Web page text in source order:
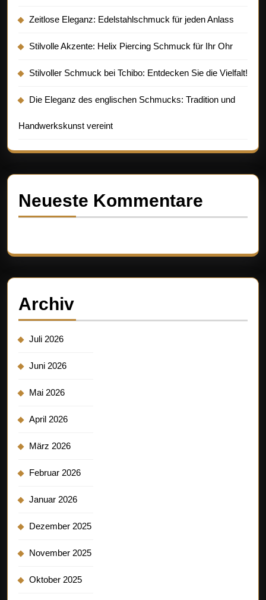
Zeitlose Eleganz: Edelstahlschmuck für jeden Anlass
Stilvolle Akzente: Helix Piercing Schmuck für Ihr Ohr
Stilvoller Schmuck bei Tchibo: Entdecken Sie die Vielfalt!
Die Eleganz des englischen Schmucks: Tradition und
Handwerkskunst vereint
Neueste Kommentare
Archiv
Juli 2026
Juni 2026
Mai 2026
April 2026
März 2026
Februar 2026
Januar 2026
Dezember 2025
November 2025
Oktober 2025